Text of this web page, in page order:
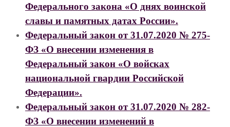
Федерального закона «О днях воинской
славы и памятных датах России».
Федеральный закон от 31.07.2020 № 275-
ФЗ «О внесении изменения в
Федеральный закон «О войсках
национальной гвардии Российской
Федерации».
Федеральный закон от 31.07.2020 № 282-
ФЗ «О внесении изменений в